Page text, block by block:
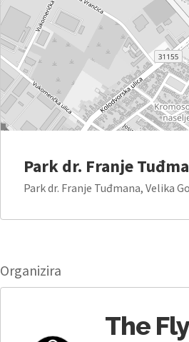
Park dr. Franje
Park dr. Franje Tuđmana, Velika
Organizira
The